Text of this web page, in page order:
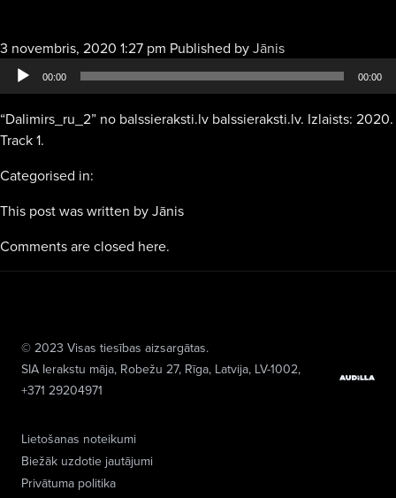
3 novembris, 2020 1:27 pm Published byJānisAudio
atskaņotājs
00:00 00:00
“Dalimirs_ru_2” no balssieraksti.lv balssieraksti.lv. Izlaists: 2020.
Track 1.
Categorised in:
This post was written by Jānis
Comments are closed here.
Lietošanas noteikumi
Biežāk uzdotie jautājumi
Privātuma politika
© 2023 Visas tiesības aizsargātas.
SIA Ierakstu māja, Robežu 27, Rīga, Latvija, LV-1002,
+371 29204971